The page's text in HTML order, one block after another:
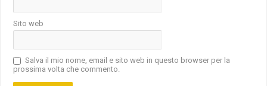
Sito web
Salva il mio nome, email e sito web in questo browser per la
prossima volta che commento.